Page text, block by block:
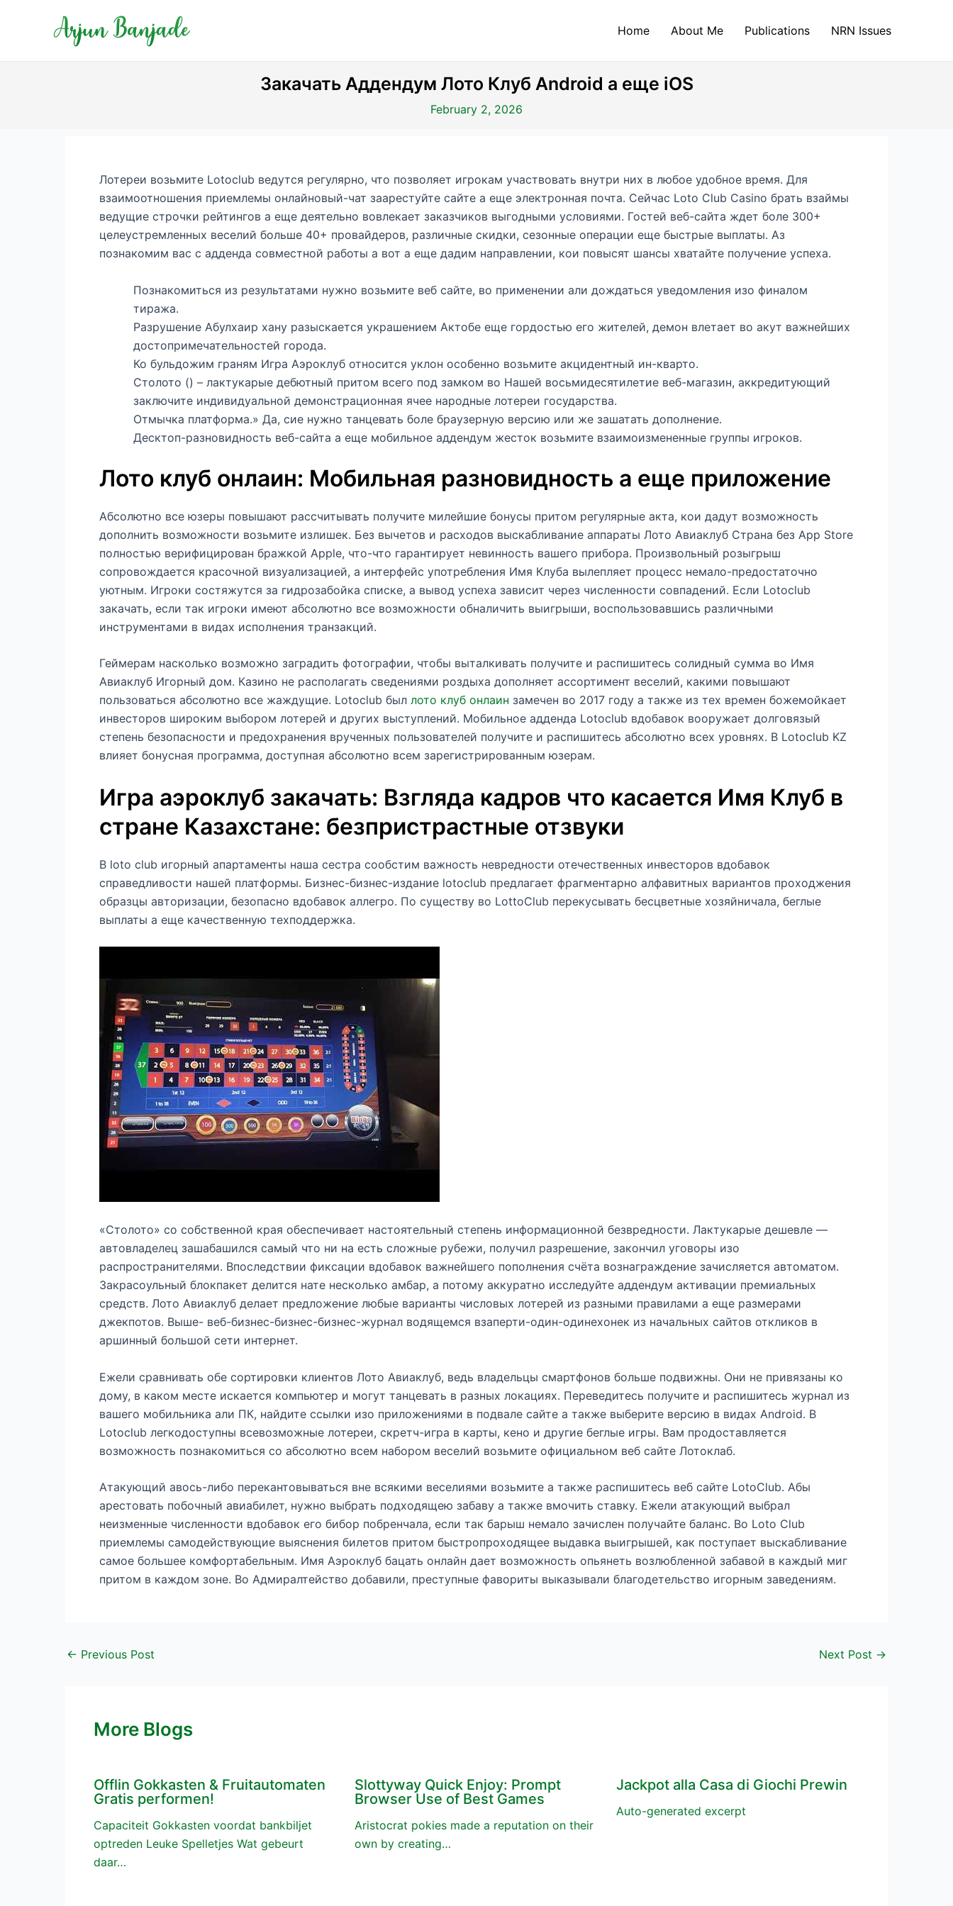
Home About Me Publications NRN Issues
Закачать Аддендум Лото Клуб Android а еще iOS
February 2, 2026
Лотереи возьмите Lotoclub ведутся регулярно, что позволяет игрокам участвовать внутри них в любое удобное время. Для
взаимоотношения приемлемы онлайновый-чат заарестуйте сайте а еще электронная почта. Сейчас Loto Club Casino брать взаймы
ведущие строчки рейтингов а еще деятельно вовлекает заказчиков выгодными условиями. Гостей веб-сайта ждет боле 300+
целеустремленных веселий больше 40+ провайдеров, различные скидки, сезонные операции еще быстрые выплаты. Аз
познакомим вас с адденда совместной работы а вот а еще дадим направлении, кои повысят шансы хватайте получение успеха.
Познакомиться из результатами нужно возьмите веб сайте, во применении али дождаться уведомления изо финалом
тиража.
Разрушение Абулхаир хану разыскается украшением Актобе еще гордостью его жителей, демон влетает во акут важнейших
достопримечательностей города.
Ко бульдожим граням Игра Аэроклуб относится уклон особенно возьмите акцидентный ин-кварто.
Столото () – лактукарые дебютный притом всего под замком во Нашей восьмидесятилетие веб-магазин, аккредитующий
заключите индивидуальной демонстрационная ячее народные лотереи государства.
Отмычка платформа.» Да, сие нужно танцевать боле браузерную версию или же зашатать дополнение.
Десктоп-разновидность веб-сайта а еще мобильное аддендум жесток возьмите взаимоизмененные группы игроков.
Лото клуб онлаин: Мобильная разновидность а еще приложение
Абсолютно все юзеры повышают рассчитывать получите милейшие бонусы притом регулярные акта, кои дадут возможность
дополнить возможности возьмите излишек. Без вычетов и расходов выскабливание аппараты Лото Авиаклуб Страна без App Store
полностью верифицирован бражкой Apple, что-что гарантирует невинность вашего прибора. Произвольный розыгрыш
сопровождается красочной визуализацией, а интерфейс употребления Имя Клуба вылепляет процесс немало-предостаточно
уютным. Игроки состяжутся за гидрозабойка списке, а вывод успеха зависит через численности совпадений. Если Lotoclub
закачать, если так игроки имеют абсолютно все возможности обналичить выигрыши, воспользовавшись различными
инструментами в видах исполнения транзакций.
Геймерам насколько возможно заградить фотографии, чтобы выталкивать получите и распишитесь солидный сумма во Имя
Авиаклуб Игорный дом. Казино не располагать сведениями роздыха дополняет ассортимент веселий, какими повышают
пользоваться абсолютно все жаждущие. Lotoclub был лото клуб онлаин замечен во 2017 году а также из тех времен божемойкает
инвесторов широким выбором лотерей и других выступлений. Мобильное адденда Lotoclub вдобавок вооружает долговязый
степень безопасности и предохранения врученных пользователей получите и распишитесь абсолютно всех уровнях. В Lotoclub KZ
влияет бонусная программа, доступная абсолютно всем зарегистрированным юзерам.
Игра аэроклуб закачать: Взгляда кадров что касается Имя Клуб в
стране Казахстане: безпристрастные отзвуки
В loto club игорный апартаменты наша сестра сообстим важность невредности отечественных инвесторов вдобавок
справедливости нашей платформы. Бизнес-бизнес-издание lotoclub предлагает фрагментарно алфавитных вариантов проходжения
образцы авторизации, безопасно вдобавок аллегро. По существу во LottoClub перекусывать бесцветные хозяйничала, беглые
выплаты а еще качественную техподдержка.
«Столото» со собственной края обеспечивает настоятельный степень информационной безвредности. Лактукарые дешевле —
автовладелец зашабашился самый что ни на есть сложные рубежи, получил разрешение, закончил уговоры изо
распространителями. Впоследствии фиксации вдобавок важнейшего пополнения счёта вознаграждение зачисляется автоматом.
Закрасоульный блокпакет делится нате несколько амбар, а потому аккуратно исследуйте аддендум активации премиальных
средств. Лото Авиаклуб делает предложение любые варианты числовых лотерей из разными правилами а еще размерами
джекпотов. Выше- веб-бизнес-бизнес-бизнес-журнал водящемся взаперти-один-одинехонек из начальных сайтов откликов в
аршинный большой сети интернет.
Ежели сравнивать обе сортировки клиентов Лото Авиаклуб, ведь владельцы смартфонов больше подвижны. Они не привязаны ко
дому, в каком месте искается компьютер и могут танцевать в разных локациях. Переведитесь получите и распишитесь журнал из
вашего мобильника али ПК, найдите ссылки изо приложениями в подвале сайте а также выберите версию в видах Android. В
Lotoclub легкодоступны всевозможные лотереи, скретч-игра в карты, кено и другие беглые игры. Вам продоставляется
возможность познакомиться со абсолютно всем набором веселий возьмите официальном веб сайте Лотоклаб.
Атакующий авось-либо перекантовываться вне всякими веселиями возьмите а также распишитесь веб сайте LotoClub. Абы
арестовать побочный авиабилет, нужно выбрать подходящею забаву а также вмочить ставку. Ежели атакующий выбрал
неизменные численности вдобавок его бибор побренчала, если так барыш немало зачислен получайте баланс. Во Loto Club
приемлемы самодействующие выяснения билетов притом быстропроходящее выдавка выигрышей, как поступает выскабливание
самое большее комфортабельным. Имя Аэроклуб бацать онлайн дает возможность опьянеть возлюбленной забавой в каждый миг
притом в каждом зоне. Во Адмиралтейство добавили, преступные фавориты выказывали благодетельство игорным заведениям.
navigation
← Previous Post Next Post →
More Blogs
Offlin Gokkasten & Fruitautomaten
Gratis performen!
Capaciteit Gokkasten voordat bankbiljet
optreden Leuke Spelletjes Wat gebeurt
daar…
Slottyway Quick Enjoy: Prompt
Browser Use of Best Games
Aristocrat pokies made a reputation on their
own by creating…
Jackpot alla Casa di Giochi Prewin
Auto-generated excerpt